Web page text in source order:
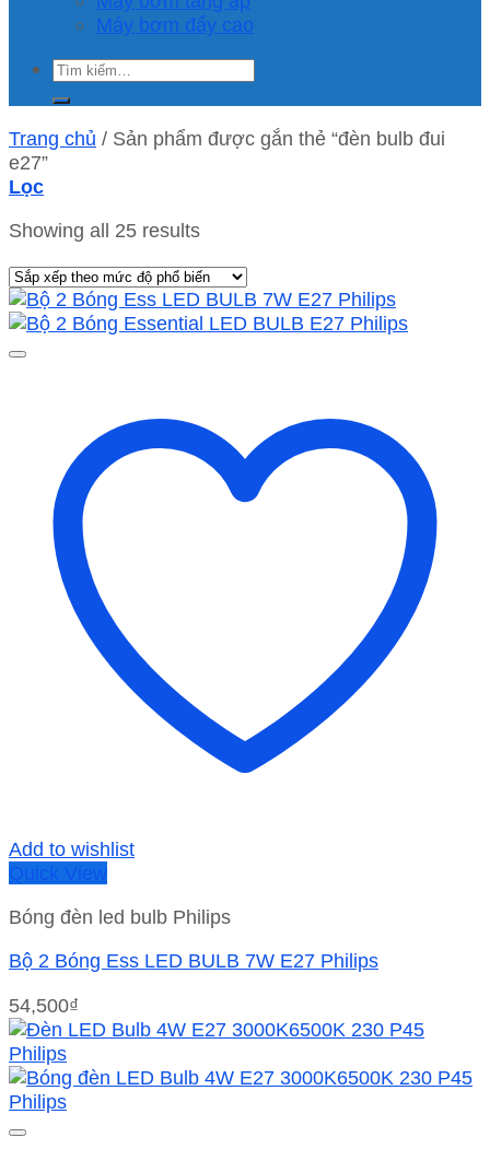
Máy bơm đẩy cao
Tìm
kiếm:
Trang chủ / Sản phẩm được gắn thẻ “đèn bulb đui
e27”
Lọc
Showing all 25 results
Add to wishlist
Quick View
Bóng đèn led bulb Philips
Bộ 2 Bóng Ess LED BULB 7W E27 Philips
54,500₫